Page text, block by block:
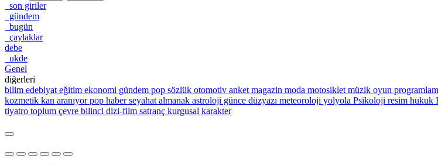
son giriler
gündem
bugün
çaylaklar
debe
ukde
Genel
diğerleri
bilim edebiyat eğitim ekonomi gündem pop sözlük otomotiv anket magazin moda motosiklet müzik oyun
kozmetik kan aranıyorpop haberseyahat almanak astroloji günce düzyazı meteoroloji yolyola Psikoloji resim hukuk
tiyatro toplum çevre bilinci dizi-film satranç kurgusal karakter